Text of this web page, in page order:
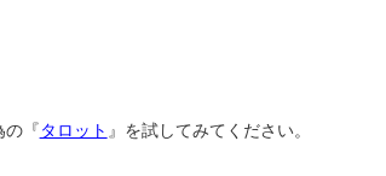
の『 タロット 』を試してみてください。